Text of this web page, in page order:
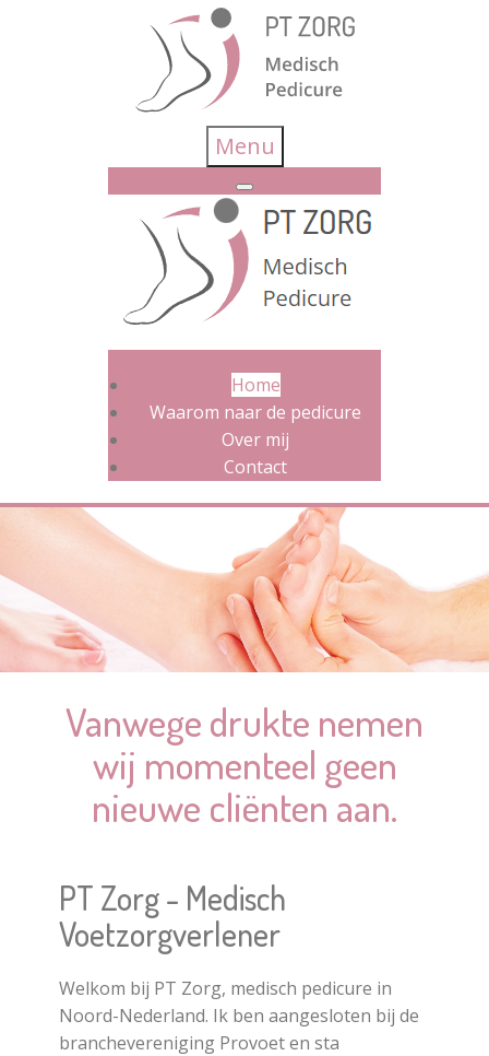
Menu
Home
Waarom naar de pedicure
Over mij
Contact
Vanwege drukte nemen
wij momenteel geen
nieuwe cliënten aan.
PT Zorg - Medisch
Voetzorgverlener
Welkom bij PT Zorg, medisch pedicure in
Noord-Nederland. Ik ben aangesloten bij de
branchevereniging Provoet en sta